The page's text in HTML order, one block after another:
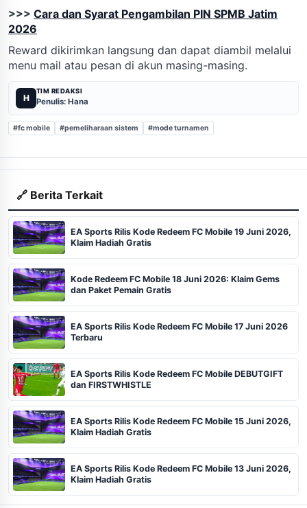
>>> Cara dan Syarat Pengambilan PIN SPMB Jatim
2026
Reward dikirimkan langsung dan dapat diambil melalui
menu mail atau pesan di akun masing-masing.
H
TIM REDAKSI
Penulis: Hana
#fc mobile #pemeliharaan sistem #mode turnamen
🔗 Berita Terkait
EA Sports Rilis Kode Redeem FC Mobile 19 Juni 2026,
Klaim Hadiah Gratis
Kode Redeem FC Mobile 18 Juni 2026: Klaim Gems
dan Paket Pemain Gratis
EA Sports Rilis Kode Redeem FC Mobile 17 Juni 2026
Terbaru
EA Sports Rilis Kode Redeem FC Mobile DEBUTGIFT
dan FIRSTWHISTLE
EA Sports Rilis Kode Redeem FC Mobile 15 Juni 2026,
Klaim Hadiah Gratis
EA Sports Rilis Kode Redeem FC Mobile 13 Juni 2026,
Klaim Hadiah Gratis